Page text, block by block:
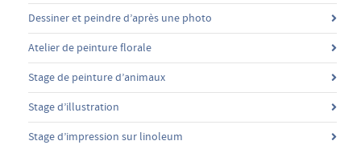
Dessiner et peindre d’après une photo
Atelier de peinture florale
Stage de peinture d’animaux
Stage d’illustration
Stage d’impression sur linoleum